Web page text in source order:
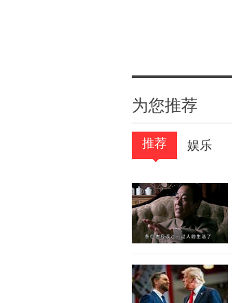
为您推荐
推荐 娱乐